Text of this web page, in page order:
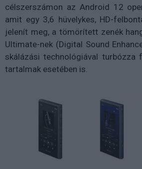
célszerszámon az Android 12
amit egy 3,6 hüvelykes, HD-
jelenít meg, a tömörített zenék
Ultimate-nek (Digital Sound
skálázási technológiával turbózza
tartalmak esetében is.